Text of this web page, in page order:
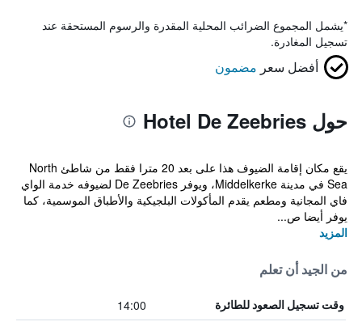
*يشمل المجموع الضرائب المحلية المقدرة والرسوم المستحقة عند
تسجيل المغادرة.
أفضل سعر مضمون
حول Hotel De Zeebries
يقع مكان إقامة الضيوف هذا على بعد 20 مترا فقط من شاطئ North
Sea في مدينة Middelkerke، ويوفر De Zeebries لضيوفه خدمة الواي
فاي المجانية ومطعم يقدم المأكولات البلجيكية والأطباق الموسمية، كما
يوفر أيضا ص...
المزيد
من الجيد أن تعلم
وقت تسجيل الصعود للطائرة 14:00